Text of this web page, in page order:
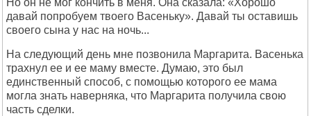
Но он не мог кончить в меня. Она сказала: «Хорошо
давай попробуем твоего Васеньку». Давай ты оставишь
своего сына у нас на ночь...
На следующий день мне позвонила Маргарита. Васенька
трахнул ее и ее маму вместе. Думаю, это был
единственный способ, с помощью которого ее мама
могла знать наверняка, что Маргарита получила свою
часть сделки.